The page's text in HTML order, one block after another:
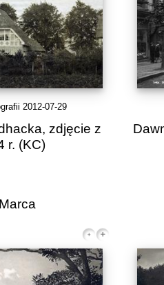
2012-07-29
zdjęcie z
r. (KC)